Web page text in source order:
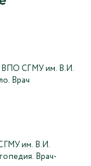
ВПО СГМУ им. В.И.
Врач
им. В.И.
Врач-